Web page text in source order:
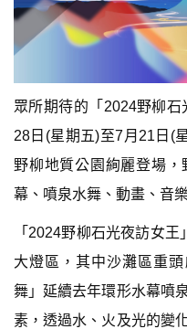
眾所期待的「2024野柳
28日(星期五)至7月21日(
野柳地質公園絢麗登場
幕、噴泉水舞、動畫、音
「2024野柳石光夜訪女
大燈區，其中沙灘區重
舞」延續去年環形水幕噴
素，透過水、火及光的變